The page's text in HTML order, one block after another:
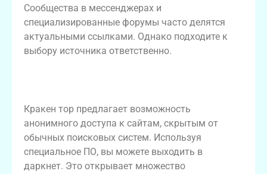
Сообщества в мессенджерах и
специализированные форумы часто делятся
актуальными ссылками. Однако подходите к
выбору источника ответственно.
Кракен тор предлагает возможность
анонимного доступа к сайтам, скрытым от
обычных поисковых систем. Используя
специальное ПО, вы можете выходить в
даркнет. Это открывает множество